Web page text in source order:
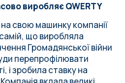
виробляє QWERTY
свою машинку компанії
що виробляла
Громадянської війни
перепрофілювати
і зробила ставку на